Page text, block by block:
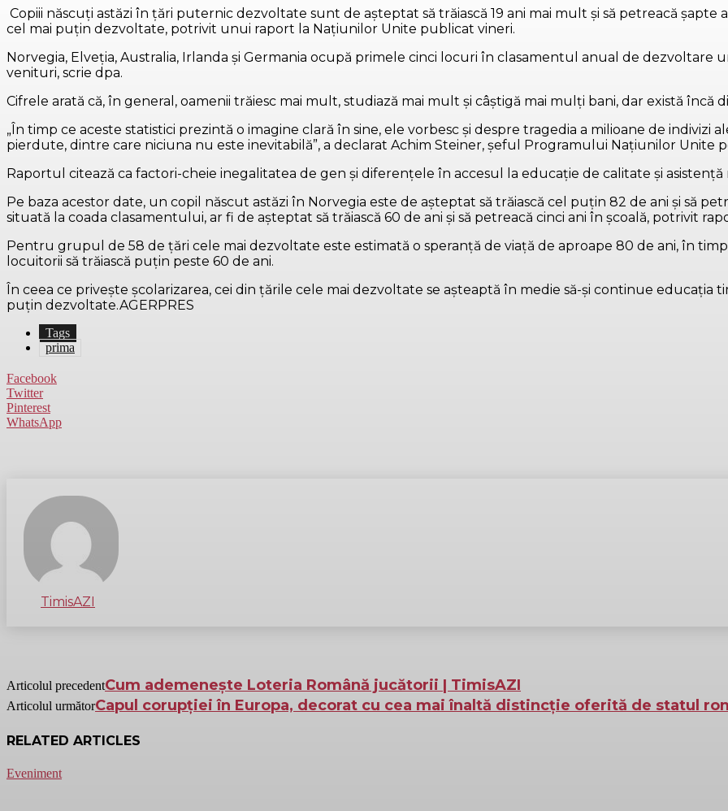
Copiii născuţi astăzi în ţări puternic dezvoltate sunt de aşteptat să trăiască 19 ani mai mult şi să petreacă
cel mai puţin dezvoltate, potrivit unui raport la Naţiunilor Unite publicat vineri.
Norvegia, Elveţia, Australia, Irlanda şi Germania ocupă primele cinci locuri în clasamentul anual de dezvoltare
venituri, scrie dpa.
Cifrele arată că, în general, oamenii trăiesc mai mult, studiază mai mult şi câştigă mai mulţi bani, dar există încă
„În timp ce aceste statistici prezintă o imagine clară în sine, ele vorbesc şi despre tragedia a milioane de
pierdute, dintre care niciuna nu este inevitabilă”, a declarat Achim Steiner, şeful Programului Naţiunilor Unite
Raportul citează ca factori-cheie inegalitatea de gen şi diferenţele în accesul la educaţie de calitate şi asistenţă
Pe baza acestor date, un copil născut astăzi în Norvegia este de aşteptat să trăiască cel puţin 82 de ani şi să
situată la coada clasamentului, ar fi de aşteptat să trăiască 60 de ani şi să petreacă cinci ani în şcoală, potrivit
Pentru grupul de 58 de ţări cele mai dezvoltate este estimată o speranţă de viaţă de aproape 80 de ani, în
locuitorii să trăiască puţin peste 60 de ani.
În ceea ce priveşte şcolarizarea, cei din ţările cele mai dezvoltate se aşteaptă în medie să-şi continue educaţia
puţin dezvoltate.AGERPRES
Tags
prima
Facebook
Twitter
Pinterest
WhatsApp
TimisAZI
Articolul precedentCum ademenește Loteria Română jucătorii | TimisAZI
Articolul următorCapul corupției în Europa, decorat cu cea mai înaltă distincție oferită de statul
RELATED ARTICLES
Eveniment